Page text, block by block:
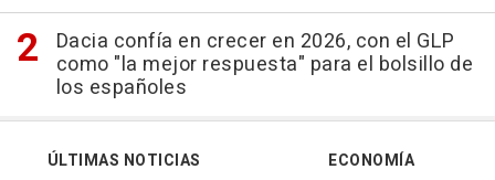
Dacia confía en crecer en 2026, con el GLP
como "la mejor respuesta" para el bolsillo de
los españoles
ÚLTIMAS NOTICIAS
ECONOMÍA